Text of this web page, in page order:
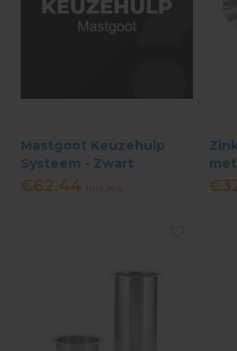
Mastgoot Keuzehulp
Systeem - Zwart
Aluminium
€62,44 Incl. btw